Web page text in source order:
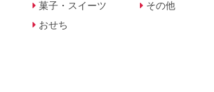
菓子・スイーツ
おせち
その他